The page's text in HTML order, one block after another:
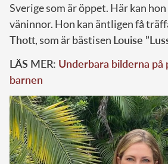
Sverige som är öppet. Här kan
väninnor. Hon kan äntligen få
Thott, som är bästisen Louise
LÄS MER: Underbara bilderna på
barnen